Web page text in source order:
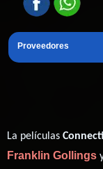
Proveedores
La películas
Franklin Gollings